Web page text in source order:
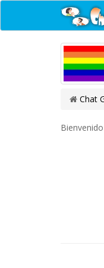
Chat